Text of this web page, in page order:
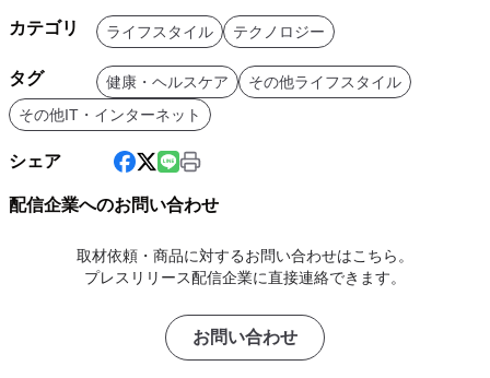
カテゴリ ライフスタイル テクノロジー
タグ 健康・ヘルスケア
その他ライフスタイル
その他IT・インターネット
シェア
配信企業へのお問い合わせ
取材依頼・商品に対するお問い合わせはこちら。
プレスリリース配信企業に直接連絡できます。
お問い合わせ